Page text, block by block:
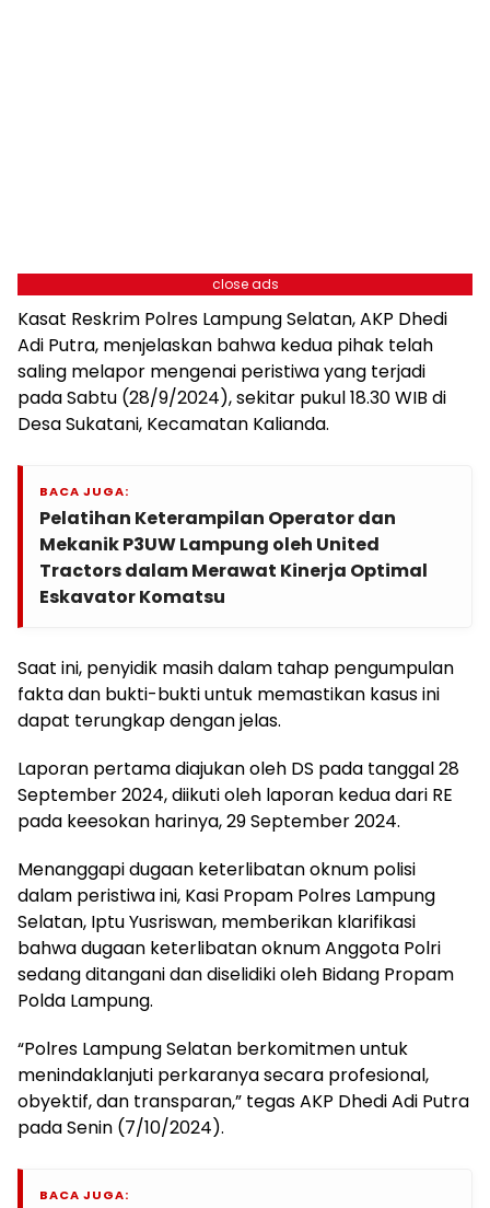
close ads
Kasat Reskrim Polres Lampung Selatan, AKP Dhedi
Adi Putra, menjelaskan bahwa kedua pihak telah
saling melapor mengenai peristiwa yang terjadi
pada Sabtu (28/9/2024), sekitar pukul 18.30 WIB di
Desa Sukatani, Kecamatan Kalianda.
BACA JUGA:
Pelatihan Keterampilan Operator dan
Mekanik P3UW Lampung oleh United
Tractors dalam Merawat Kinerja Optimal
Eskavator Komatsu
Saat ini, penyidik masih dalam tahap pengumpulan
fakta dan bukti-bukti untuk memastikan kasus ini
dapat terungkap dengan jelas.
Laporan pertama diajukan oleh DS pada tanggal 28
September 2024, diikuti oleh laporan kedua dari RE
pada keesokan harinya, 29 September 2024.
Menanggapi dugaan keterlibatan oknum polisi
dalam peristiwa ini, Kasi Propam Polres Lampung
Selatan, Iptu Yusriswan, memberikan klarifikasi
bahwa dugaan keterlibatan oknum Anggota Polri
sedang ditangani dan diselidiki oleh Bidang Propam
Polda Lampung.
“Polres Lampung Selatan berkomitmen untuk
menindaklanjuti perkaranya secara profesional,
obyektif, dan transparan,” tegas AKP Dhedi Adi Putra
pada Senin (7/10/2024).
BACA JUGA: